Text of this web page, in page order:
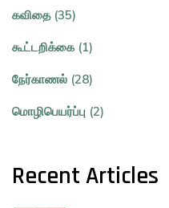
கவிதை (35)
கூட்டறிக்கை (1)
நேர்காணல் (28)
மொழிபெயர்ப்பு (2)
Recent Articles